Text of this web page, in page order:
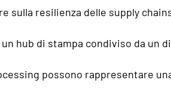
sulla resilienza delle supply
hub di stampa condiviso da
possono rappresentare